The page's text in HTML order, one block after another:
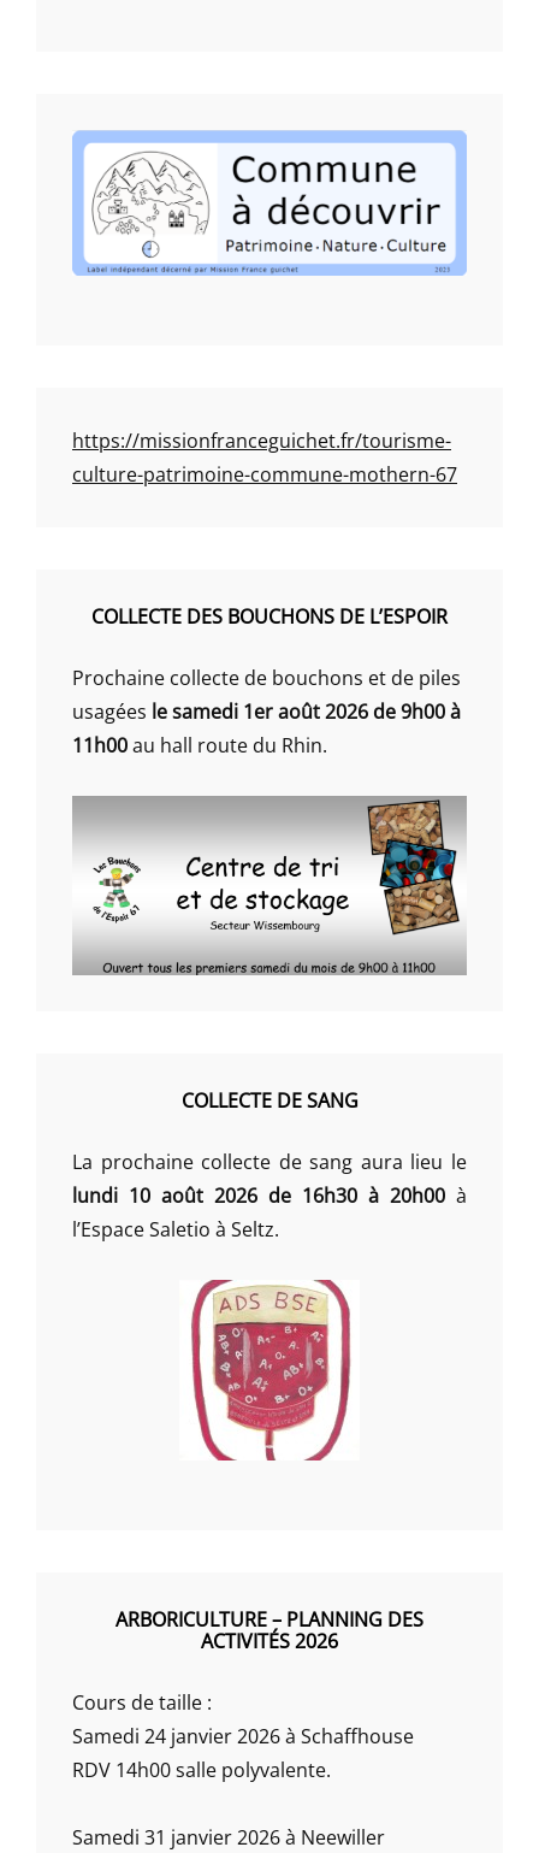
https://missionfranceguichet.fr/tourisme-
culture-patrimoine-commune-mothern-67
COLLECTE DES BOUCHONS DE L’ESPOIR
Prochaine collecte de bouchons et de piles
usagées le samedi 1er août 2026 de 9h00 à
11h00au hall route du Rhin.
COLLECTE DE SANG
La prochaine collecte de sang aura lieu le
lundi 10 août 2026 de 16h30 à 20h00 à
l’Espace Saletio à Seltz.
ARBORICULTURE – PLANNING DES
ACTIVITÉS 2026
Cours de taille :
Samedi 24 janvier 2026 à Schaffhouse
RDV 14h00 salle polyvalente.
Samedi 31 janvier 2026 à Neewiller